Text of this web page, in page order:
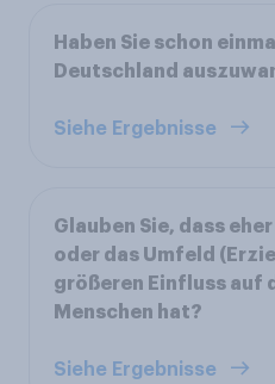
Haben Sie schon
Deutschland
Siehe Ergebnisse
Glauben Sie, dass
oder das Umfeld
größeren Einfluss auf
Menschen hat?
Siehe Ergebnisse